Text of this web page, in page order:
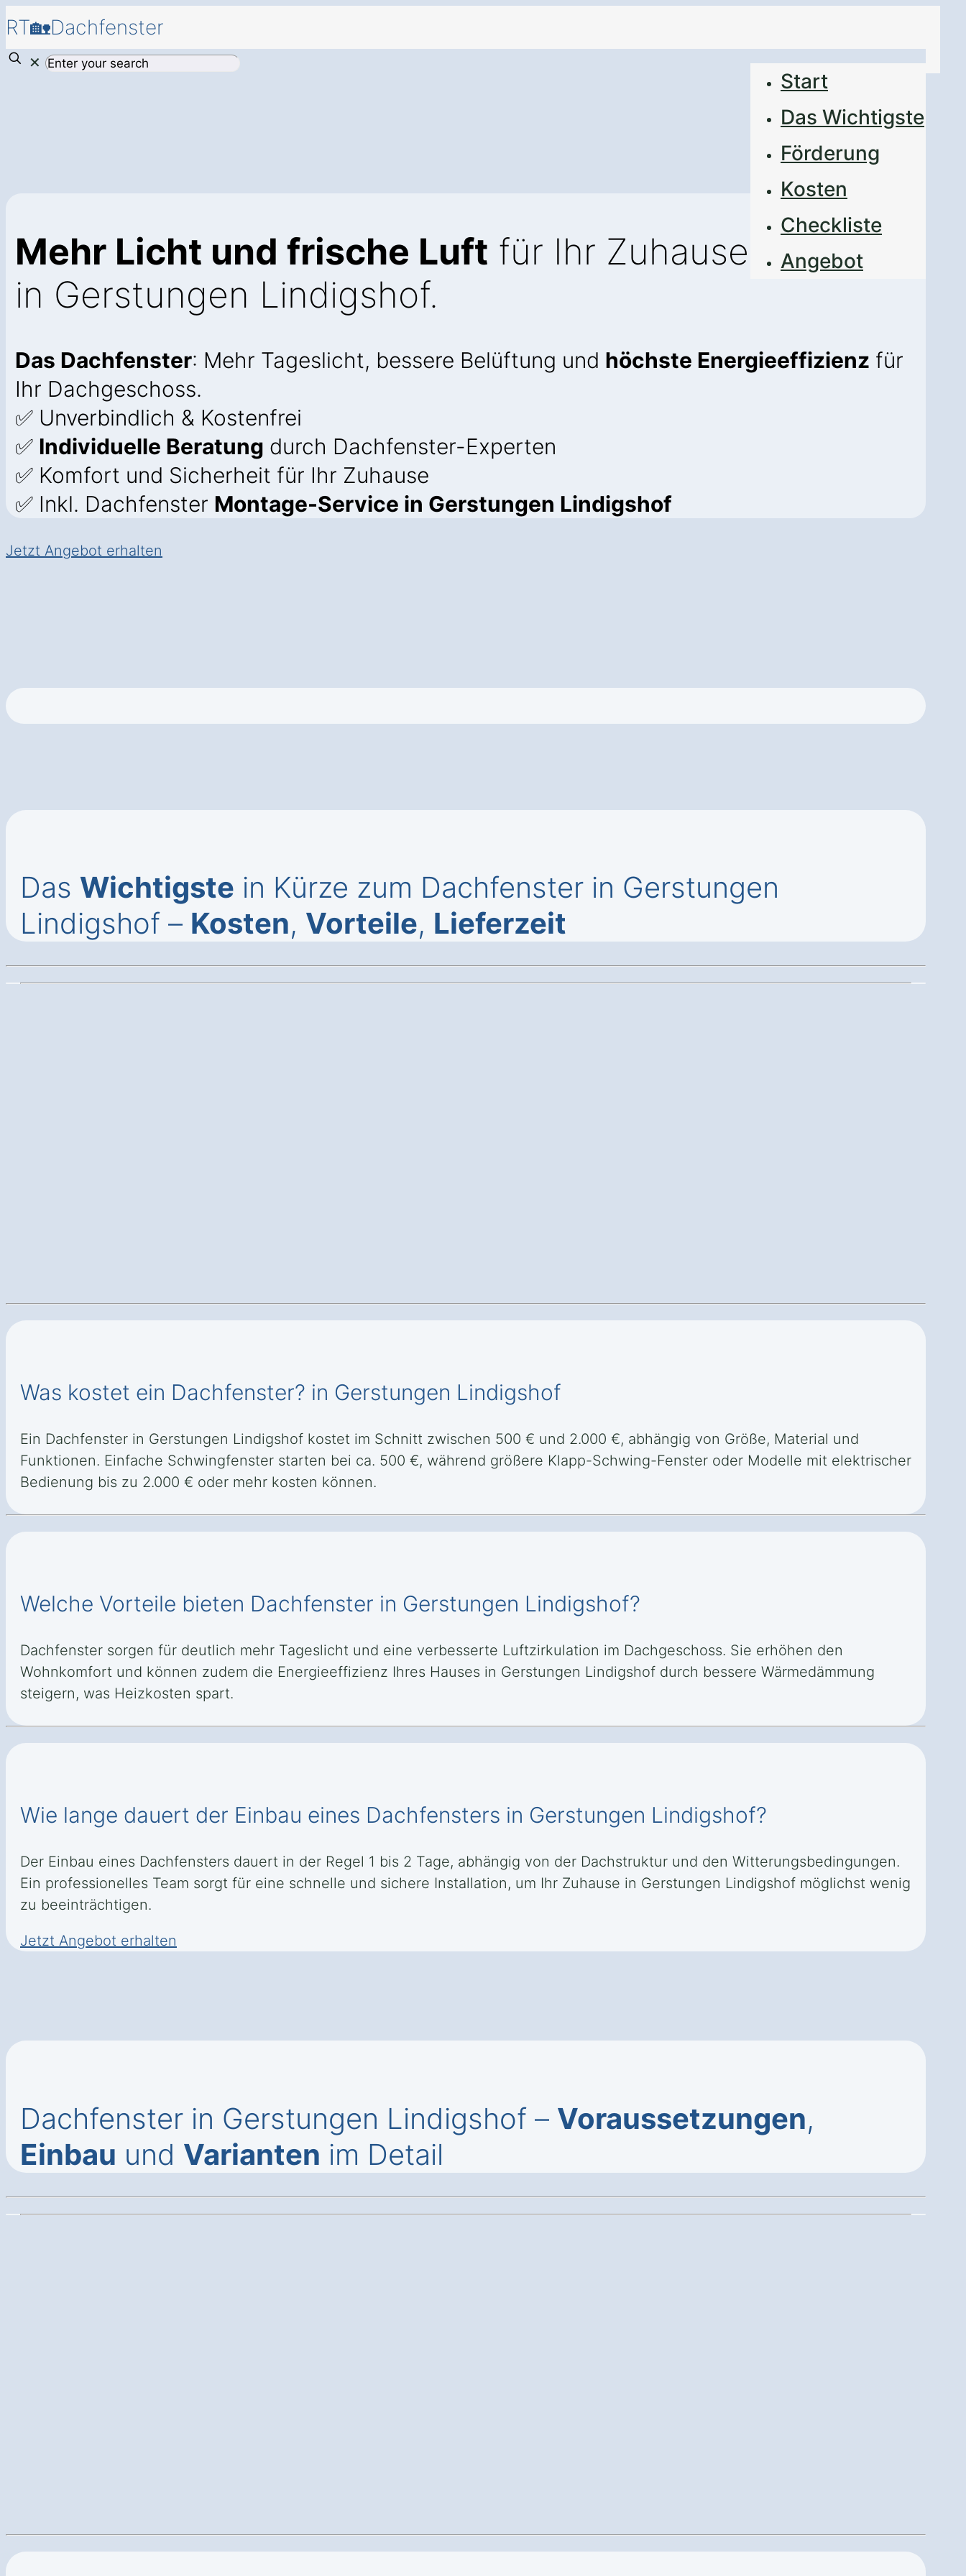
RT🏡Dachfenster
Start
Das Wichtigste
Förderung
Kosten
Checkliste
Angebot
✕
Mehr Licht und frische Luft für Ihr Zuhause
in Gerstungen Lindigshof.
Das Dachfenster: Mehr Tageslicht, bessere Belüftung und höchste Energieeffizienz für
Ihr Dachgeschoss.
✅ Unverbindlich & Kostenfrei
✅ Individuelle Beratung durch Dachfenster-Experten
✅ Komfort und Sicherheit für Ihr Zuhause
✅ Inkl. Dachfenster Montage-Service in Gerstungen Lindigshof
Jetzt Angebot erhalten
Das Wichtigste in Kürze zum Dachfenster in Gerstungen
Lindigshof – Kosten, Vorteile, Lieferzeit
Was kostet ein Dachfenster? in Gerstungen Lindigshof
Ein Dachfenster in Gerstungen Lindigshof kostet im Schnitt zwischen 500 € und 2.000 €, abhängig von Größe, Material und
Funktionen. Einfache Schwingfenster starten bei ca. 500 €, während größere Klapp-Schwing-Fenster oder Modelle mit elektrischer
Bedienung bis zu 2.000 € oder mehr kosten können.
Welche Vorteile bieten Dachfenster in Gerstungen Lindigshof?
Dachfenster sorgen für deutlich mehr Tageslicht und eine verbesserte Luftzirkulation im Dachgeschoss. Sie erhöhen den
Wohnkomfort und können zudem die Energieeffizienz Ihres Hauses in Gerstungen Lindigshof durch bessere Wärmedämmung
steigern, was Heizkosten spart.
Wie lange dauert der Einbau eines Dachfensters in Gerstungen Lindigshof?
Der Einbau eines Dachfensters dauert in der Regel 1 bis 2 Tage, abhängig von der Dachstruktur und den Witterungsbedingungen.
Ein professionelles Team sorgt für eine schnelle und sichere Installation, um Ihr Zuhause in Gerstungen Lindigshof möglichst wenig
zu beeinträchtigen.
Jetzt Angebot erhalten
Dachfenster in Gerstungen Lindigshof – Voraussetzungen,
Einbau und Varianten im Detail